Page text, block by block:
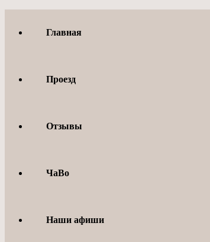
содержимомуГлавная
Проезд
Отзывы
ЧаВо
Наши афиши